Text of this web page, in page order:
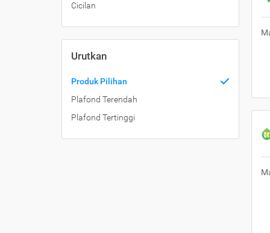
Cicilan
Urutkan
Produk Pilihan
Plafond Terendah
Plafond Tertinggi